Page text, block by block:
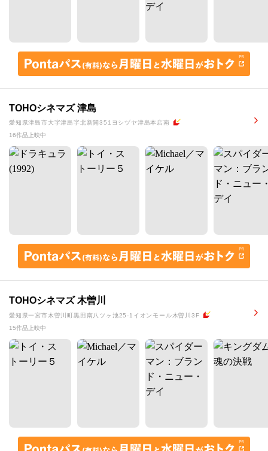
TOHOシネマズ 津島
愛知県津島市大字津島字北新開351ヨシヅヤ津島本店南
16作品上映中
TOHOシネマズ 木曽川
愛知県一宮市木曽川町黒田南八ツヶ池25-1イオンモール木曽川3F
15作品上映中